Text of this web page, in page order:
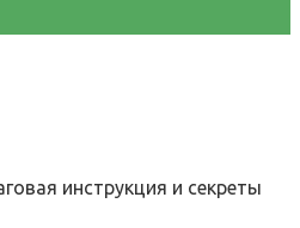
инструкция и секреты